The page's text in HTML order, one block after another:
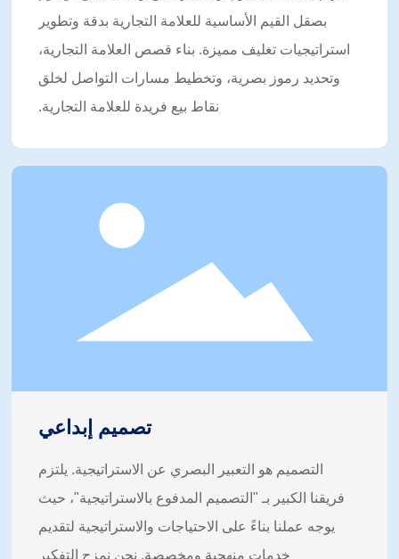
بصقل القيم الأساسية للعلامة التجارية بدقة وتطوير
استراتيجيات تغليف مميزة. بناء قصص العلامة التجارية،
وتحديد رموز بصرية، وتخطيط مسارات التواصل لخلق
نقاط بيع فريدة للعلامة التجارية.
تصميم إبداعي
التصميم هو التعبير البصري عن الاستراتيجية. يلتزم
فريقنا الكبير بـ "التصميم المدفوع بالاستراتيجية"، حيث
يوجه عملنا بناءً على الاحتياجات والاستراتيجية لتقديم
خدمات منهجية ومخصصة. نحن نمزج التفكير